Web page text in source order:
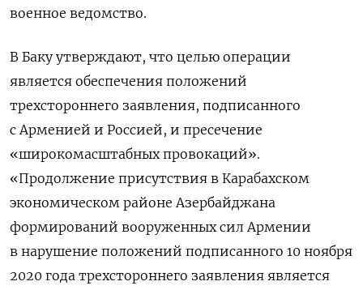
военное ведомство.
В Баку утверждают, что целью операции
является обеспечения положений
трехстороннего заявления, подписанного
с Арменией и Россией, и пресечение
«широкомасштабных провокаций».
«Продолжение присутствия в Карабахском
экономическом районе Азербайджана
формирований вооруженных сил Армении
в нарушение положений подписанного 10 ноября
2020 года трехстороннего заявления является